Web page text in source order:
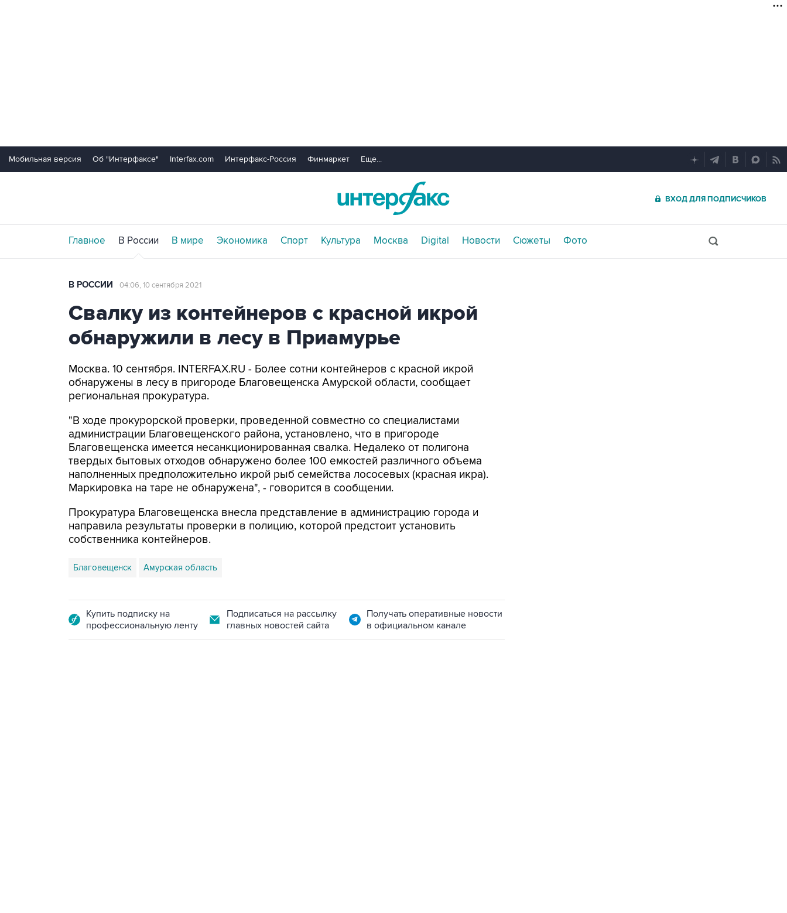
Мобильная версия Об "Интерфаксе" Interfax.com Интерфакс-Россия Финмаркет Еще...
ВХОД ДЛЯ ПОДПИСЧИКОВ
Главное В России В мире Экономика Спорт Культура Москва Digital Новости Сюжеты Фото
В РОССИИ 04:06, 10 сентября 2021
Свалку из контейнеров с красной икрой
обнаружили в лесу в Приамурье
Москва. 10 сентября. INTERFAX.RU - Более сотни контейнеров с красной икрой
обнаружены в лесу в пригороде Благовещенска Амурской области, сообщает
региональная прокуратура.
"В ходе прокурорской проверки, проведенной совместно со специалистами
администрации Благовещенского района, установлено, что в пригороде
Благовещенска имеется несанкционированная свалка. Недалеко от полигона
твердых бытовых отходов обнаружено более 100 емкостей различного объема
наполненных предположительно икрой рыб семейства лососевых (красная икра).
Маркировка на таре не обнаружена", - говорится в сообщении.
Прокуратура Благовещенска внесла представление в администрацию города и
направила результаты проверки в полицию, которой предстоит установить
собственника контейнеров.
Благовещенск Амурская область
Купить подписку на
профессиональную ленту
Подписаться на рассылку
главных новостей сайта
Получать оперативные новости
в официальном канале